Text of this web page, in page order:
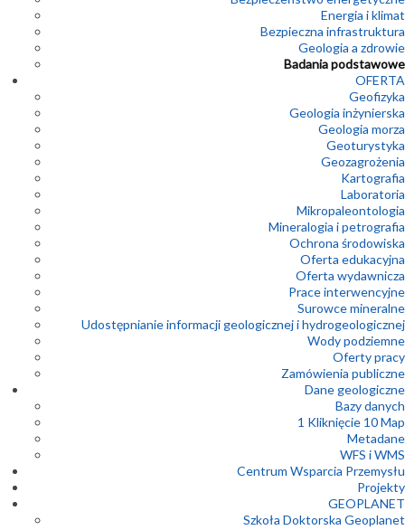
Energia i klimat
Bezpieczna infrastruktura
Geologia a zdrowie
Badania podstawowe
OFERTA
Geofizyka
Geologia inżynierska
Geologia morza
Geoturystyka
Geozagrożenia
Kartografia
Laboratoria
Mikropaleontologia
Mineralogia i petrografia
Ochrona środowiska
Oferta edukacyjna
Oferta wydawnicza
Prace interwencyjne
Surowce mineralne
Udostępnianie informacji geologicznej i hydrogeologicznej
Wody podziemne
Oferty pracy
Zamówienia publiczne
Dane geologiczne
Bazy danych
1 Kliknięcie 10 Map
Metadane
WFS i WMS
Centrum Wsparcia Przemysłu
Projekty
GEOPLANET
Szkoła Doktorska Geoplanet